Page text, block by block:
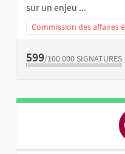
sur un enjeu ...
Commission des affaires
599/100 000 SIGNATURES